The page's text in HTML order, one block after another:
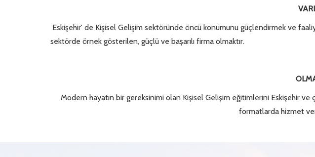
Eskişehir' de Kişisel Gelişim sektöründe öncü konumunu güçlendirmek ve
sektörde örnek gösterilen, güçlü ve başarılı firma olmaktır.
Modern hayatın bir gereksinimi olan Kişisel Gelişim eğitimlerini Eskişehir
formatlarda hizmet